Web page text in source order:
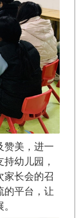
赞美，进一
幼儿园，
家长会的召
的平台，让